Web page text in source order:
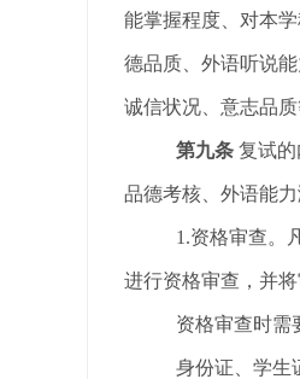
能掌握程度、对本
德品质、外语听说
诚信状况、意志品质
第九条 复试的
品德考核、外语能力
1.资格审查。
进行资格审查，并
资格审查时需
身份证、 学生